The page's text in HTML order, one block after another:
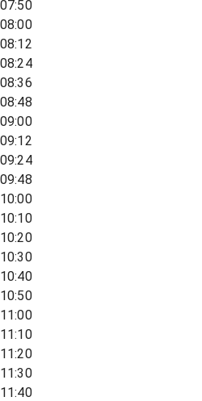
07:50
08:00
08:12
08:24
08:36
08:48
09:00
09:12
09:24
09:48
10:00
10:10
10:20
10:30
10:40
10:50
11:00
11:10
11:20
11:30
11:40